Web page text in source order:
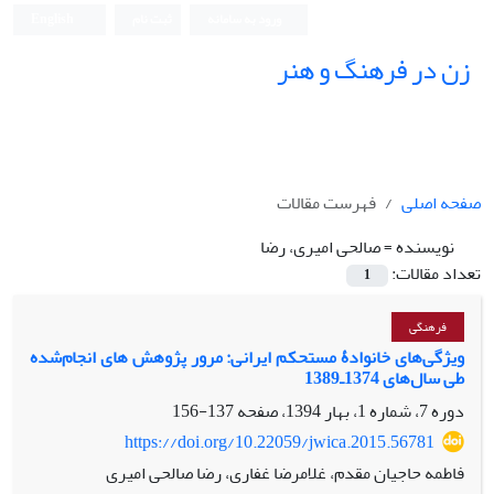
زن در فرهنگ و هنر
صفحه اصلی
فهرست مقالات
نویسنده =صالحی امیری، رضا
تعداد مقالات:
1
فرهنگی
ویژگی‌های خانوادۀ مستحکم ایرانی: مرور پژوهش ‏های انجام‌شده
طی سال‌های 1374ـ1389
دوره 7، شماره 1، بهار 1394، صفحه
137-156
https://doi.org/10.22059/jwica.2015.56781
فاطمه حاجیان مقدم، غلامرضا غفاری، رضا صالحی امیری